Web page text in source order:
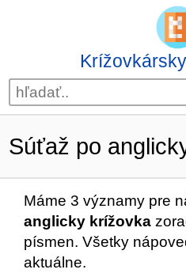
Súťaž po
Máme 3 významy pre
anglicky krížovka
písmen. Všetky
aktuálne.